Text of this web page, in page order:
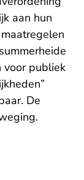
aan hun
voor publiek
De